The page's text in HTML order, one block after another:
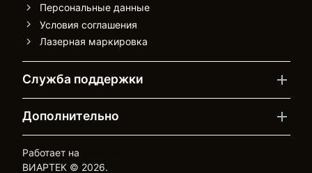
Персональные данные
Условия соглашения
Лазерная маркировка
Служба поддержки
Дополнительно
Работает на
ВИАРТЕК © 2026.